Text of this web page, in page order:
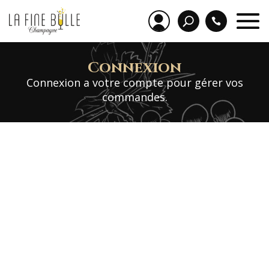
Connexion
Connexion a votre compte pour gérer vos
commandes.